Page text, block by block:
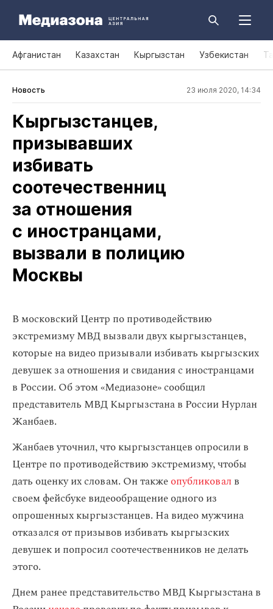
Афганистан Казахстан Кыргызстан Узбекистан
Новость 23 июля 2020, 14:34
Кыргызстанцев,
призывавших
избивать
соотечественниц
за отношения
с иностранцами,
вызвали в полицию
Москвы
В московский Центр по противодействию
экстремизму МВД вызвали двух кыргызстанцев,
которые на видео призывали избивать кыргызских
девушек за отношения и свидания с иностранцами
в России. Об этом «Медиазоне» сообщил
представитель МВД Кыргызстана в России Нурлан
Жанбаев.
Жанбаев уточнил, что кыргызстанцев опросили в
Центре по противодействию экстремизму, чтобы
дать оценку их словам. Он такжеопубликовал в
своем фейсбуке видеообращение одного из
опрошенных кыргызстанцев. На видео мужчина
отказался от призывов избивать кыргызских
девушек и попросил соотечественников не делать
этого.
Днем ранее представительство МВД Кыргызстана в